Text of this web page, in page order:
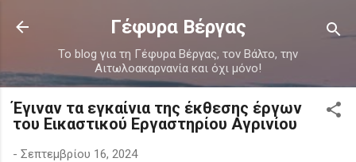
Μετάβαση στο κύριο περιεχόμενο
Γέφυρα Βέργας
Το blog για τη Γέφυρα Βέργας, τον Βάλτο, την
Αιτωλοακαρνανία και όχι μόνο!
Έγιναν τα εγκαίνια της έκθεσης έργων
του Εικαστικού Εργαστηρίου Αγρινίου
- Σεπτεμβρίου 16, 2024